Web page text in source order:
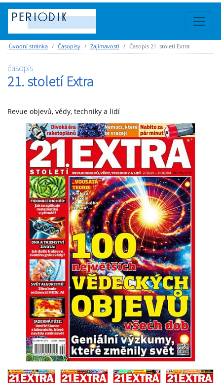
Úvodní stránka Časopisy Zajímavosti Časopis 21. století Extra
časopis
21. století Extra
Revue objevů, vědy, techniky a lidí